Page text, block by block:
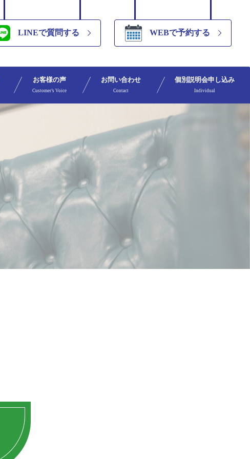
LINEで質問する WEBで予約する
お客様の声
Customer’s Voice
お問い合わせ
Contact
個別説明会申し込み
Individual